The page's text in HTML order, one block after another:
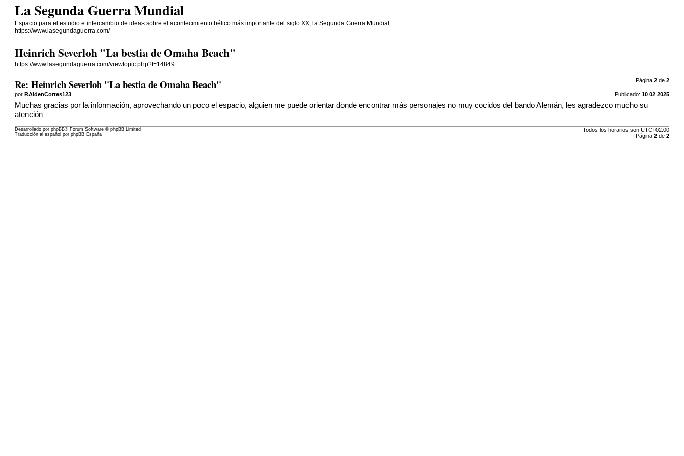
La Segunda Guerra Mundial
Espacio para el estudio e intercambio de ideas sobre el acontecimiento bélico más importante del siglo XX, la Segunda Guerra Mundial
https://www.lasegundaguerra.com/
Heinrich Severloh "La bestia de Omaha Beach"
https://www.lasegundaguerra.com/viewtopic.php?t=14849
Página 2de 2
Re: Heinrich Severloh "La bestia de Omaha Beach"
Publicado: 10 02 2025
porRAidenCortes123
Muchas gracias por la información, aprovechando un poco el espacio, alguien me puede orientar donde encontrar más personajes no muy cocidos del bando Alemán, les agradezco mucho su
atención
Todos los horarios son UTC+02:00
Página 2de 2
Desarrollado porphpBB® Forum Software © phpBB Limited
Traducción al español porphpBB España